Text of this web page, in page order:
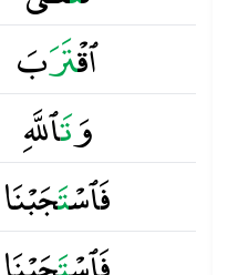
ٱقْتَرَبَ
وَتَٱللَّهِ
فَٱسْتَجَبْنَا